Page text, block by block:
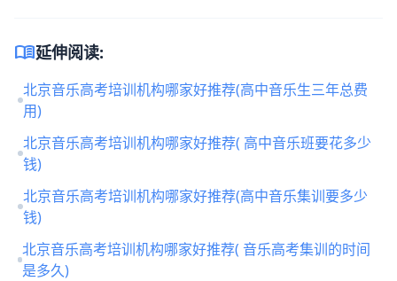
menu_book延伸阅读:
北京音乐高考培训机构哪家好推荐(高中音乐生三年总费
用)
北京音乐高考培训机构哪家好推荐( 高中音乐班要花多少
钱)
北京音乐高考培训机构哪家好推荐(高中音乐集训要多少
钱)
北京音乐高考培训机构哪家好推荐( 音乐高考集训的时间
是多久)